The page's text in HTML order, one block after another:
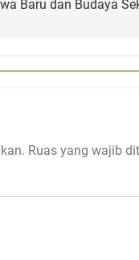
Baru dan Budaya
Ruas yang wajib